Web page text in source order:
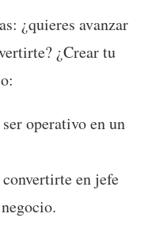
¿quieres avanzar
¿Crear tu
operativo en un
en jefe